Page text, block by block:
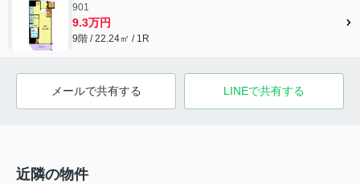
901
9.3万円
9階 / 22.24㎡ / 1R
メールで共有する LINEで共有する
近隣の物件